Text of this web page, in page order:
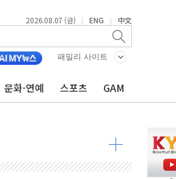
2026.08.07 (금) | ENG | 中文
패밀리 사이트
문화·연예 스포츠 GAM
자 2872명